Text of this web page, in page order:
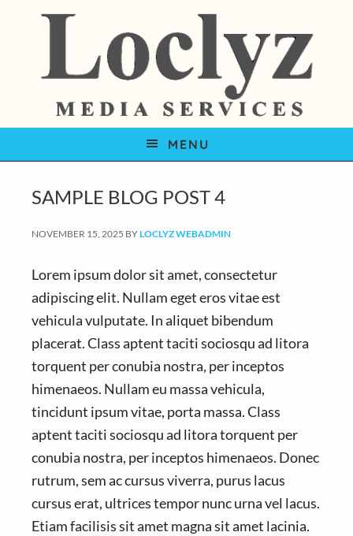
o
i
a
y
n
a
v
i
g
a
t
i
o
n
o
i
c
n
t
e
n
t
o
o
e
MENU
SAMPLE BLOG POST 4
NOVEMBER 15, 2025 BYLOCLYZ WEBADMIN
Lorem ipsum dolor sit amet, consectetur
adipiscing elit. Nullam eget eros vitae est
vehicula vulputate. In aliquet bibendum
placerat. Class aptent taciti sociosqu ad litora
torquent per conubia nostra, per inceptos
himenaeos. Nullam eu massa vehicula,
tincidunt ipsum vitae, porta massa. Class
aptent taciti sociosqu ad litora torquent per
conubia nostra, per inceptos himenaeos. Donec
rutrum, sem ac cursus viverra, purus lacus
cursus erat, ultrices tempor nunc urna vel lacus.
Etiam facilisis sit amet magna sit amet lacinia.